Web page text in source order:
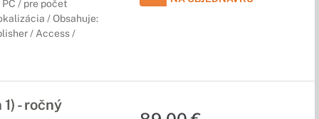
/ pre počet
/ Obsahuje:
/ Access /
- ročný